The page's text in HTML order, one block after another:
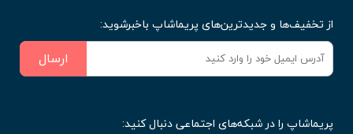
از تخفیف‌ها و جدیدترین‌های پریماشاپ باخبرشوید:
ارسال
پریماشاپ را در شبکه‌های اجتماعی دنبال کنید: